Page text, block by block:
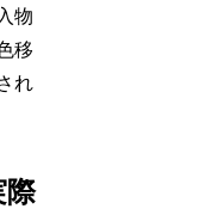
物
移
れ
際